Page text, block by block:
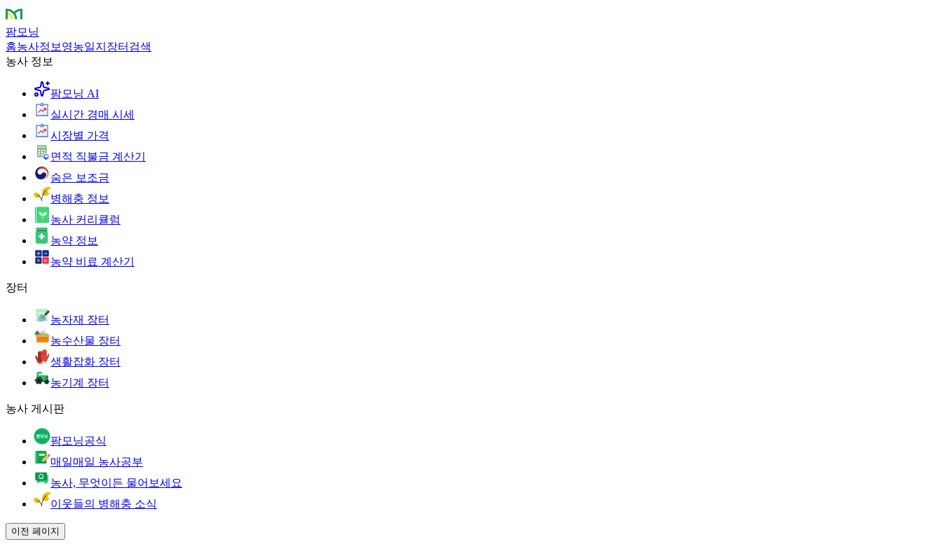
팜모닝
홈농사정보 영농일지 장터 검색
농사 정보
팜모닝 AI
실시간 경매 시세
시장별 가격
면적 직불금 계산기
숨은 보조금
병해충 정보
농사 커리큘럼
농약 정보
농약 비료 계산기
장터
농자재 장터
농수산물 장터
생활잡화 장터
농기계 장터
농사 게시판
팜모닝공식
매일매일 농사공부
농사, 무엇이든 물어보세요
이웃들의 병해충 소식
이전 페이지